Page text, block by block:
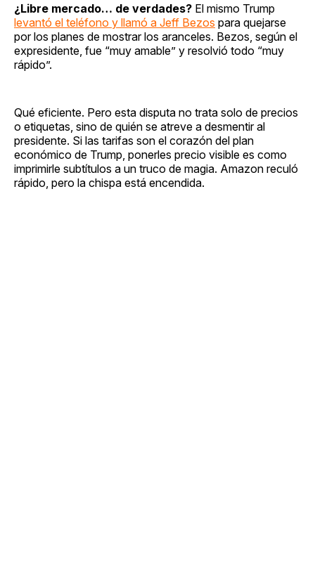
¿Libre mercado… de verdades? El mismo Trump
levantó el teléfono y llamó a Jeff Bezos para quejarse
por los planes de mostrar los aranceles. Bezos, según el
expresidente, fue “muy amable” y resolvió todo “muy
rápido”.
Qué eficiente. Pero esta disputa no trata solo de precios
o etiquetas, sino de quién se atreve a desmentir al
presidente. Si las tarifas son el corazón del plan
económico de Trump, ponerles precio visible es como
imprimirle subtítulos a un truco de magia. Amazon reculó
rápido, pero la chispa está encendida.